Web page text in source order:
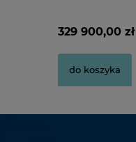
329 900,00 zł
do koszyka
2,80 zł
do koszyka